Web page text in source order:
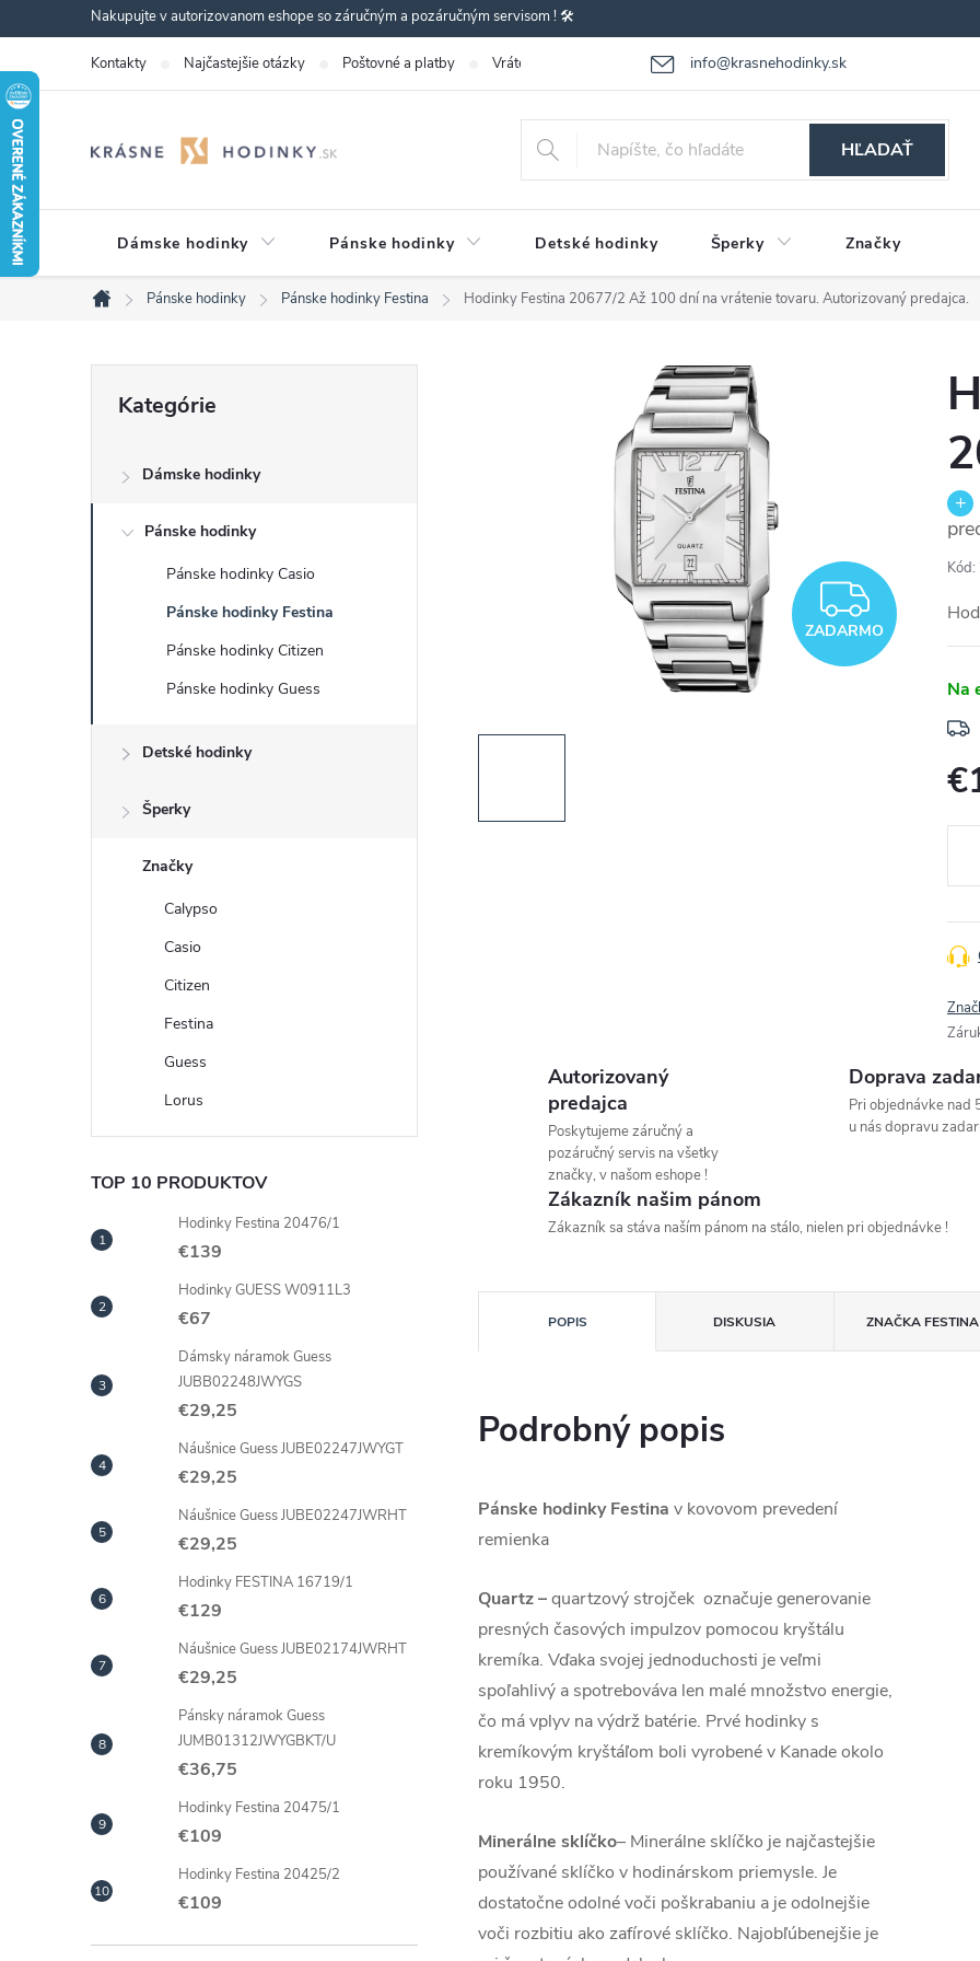
na
obsah
Nakupujte v autorizovanom eshope so záručným a pozáručným servisom ! 🛠️
info@krasnehodinky.sk
Kontakty Najčastejšie otázky Poštovné a platby Vrátenie-výmena tovaru Reklamácia tovaru Obchodné podmienky
HĽADAŤ
Dámske hodinky Pánske hodinky Detské hodinky Šperky Značky
Domov
Pánske hodinky Pánske hodinky Festina Hodinky Festina 20677/2 Až 100 dní na vrátenie tovaru. Autorizovaný predajca.
č
a
kategórie
Kategórie
Dámske hodinky
Pánske hodinky
Pánske hodinky Casio
Pánske hodinky Festina
Pánske hodinky Citizen
Pánske hodinky Guess
Detské hodinky
Šperky
Značky
Calypso
Casio
Citizen
Festina
Guess
Lorus
TOP 10 PRODUKTOV
Hodinky Festina 20476/1
€139
Hodinky GUESS W0911L3
€67
Dámsky náramok Guess
JUBB02248JWYGS
€29,25
Náušnice Guess JUBE02247JWYGT
€29,25
Náušnice Guess JUBE02247JWRHT
€29,25
Hodinky FESTINA 16719/1
€129
Náušnice Guess JUBE02174JWRHT
€29,25
Pánsky náramok Guess
JUMB01312JWYGBKT/U
€36,75
Hodinky Festina 20475/1
€109
Hodinky Festina 20425/2
€109
ZADARMO
Kód:
Na
Autorizovaný
predajca
Poskytujeme záručný a
pozáručný servis na všetky
značky, v našom eshope !
Doprava
Pri objednávke nad
u nás dopravu
Zákazník našim pánom
Zákazník sa stáva naším pánom na stálo, nielen pri objednávke !
POPIS DISKUSIA ZNAČKAFESTINA
Podrobný popis
Pánske hodinky Festina v kovovom prevedení
remienka
Quartz–quartzový strojček označuje generovanie
presných časových impulzov pomocou kryštálu
kremíka. Vďaka svojej jednoduchosti je veľmi
spoľahlivý a spotrebováva len malé množstvo energie,
čo má vplyv na výdrž batérie. Prvé hodinky s
kremíkovým kryštáľom boli vyrobené v Kanade okolo
roku 1950.
Minerálne sklíčko– Minerálne sklíčko je najčastejšie
používané sklíčko v hodinárskom priemysle. Je
dostatočne odolné voči poškrabaniu a je odolnejšie
voči rozbitiu ako zafírové sklíčko. Najobľúbenejšie je